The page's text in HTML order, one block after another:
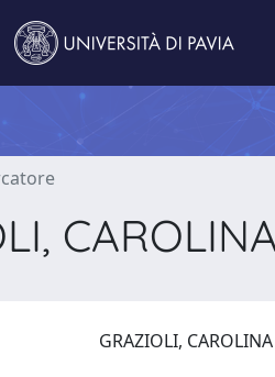
GRAZIOLI, CAROLINA